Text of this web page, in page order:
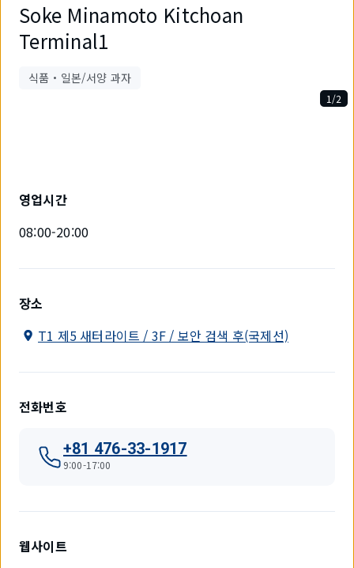
Soke Minamoto Kitchoan
Terminal1
식품・일본/서양 과자
1/2
영업시간
08:00-20:00
장소
T1 제5 새터라이트 / 3F / 보안 검색 후(국제선)
전화번호
+81 476-33-1917
9:00-17:00
웹사이트